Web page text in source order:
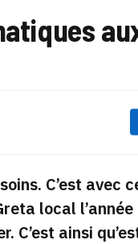
C’est avec
local l’année
C’est ainsi